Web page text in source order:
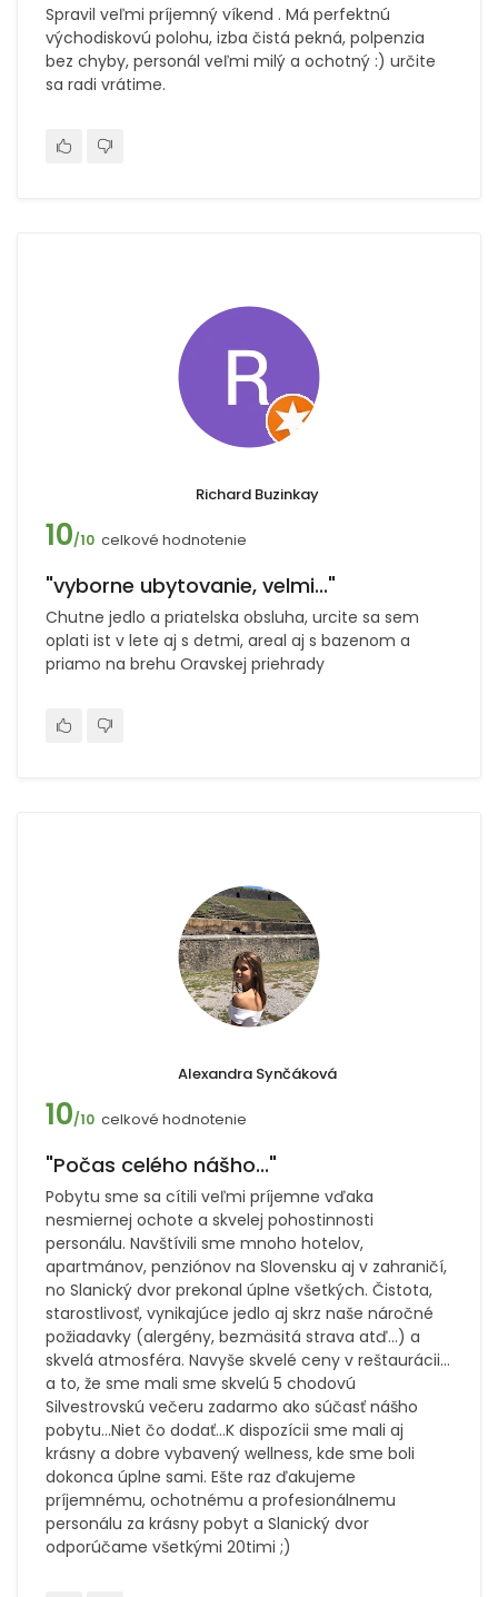
Spravil veľmi príjemný víkend . Má perfektnú
východiskovú polohu, izba čistá pekná, polpenzia
bez chyby, personál veľmi milý a ochotný :) určite
sa radi vrátime.
Richard Buzinkay
10/10 celkové hodnotenie
"vyborne ubytovanie, velmi..."
Chutne jedlo a priatelska obsluha, urcite sa sem
oplati ist v lete aj s detmi, areal aj s bazenom a
priamo na brehu Oravskej priehrady
Alexandra Synčáková
10/10 celkové hodnotenie
"Počas celého nášho..."
Pobytu sme sa cítili veľmi príjemne vďaka
nesmiernej ochote a skvelej pohostinnosti
personálu. Navštívili sme mnoho hotelov,
apartmánov, penziónov na Slovensku aj v zahraničí,
no Slanický dvor prekonal úplne všetkých. Čistota,
starostlivosť, vynikajúce jedlo aj skrz naše náročné
požiadavky (alergény, bezmäsitá strava atď…) a
skvelá atmosféra. Navyše skvelé ceny v reštaurácii…
a to, že sme mali sme skvelú 5 chodovú
Silvestrovskú večeru zadarmo ako súčasť nášho
pobytu…Niet čo dodať…K dispozícii sme mali aj
krásny a dobre vybavený wellness, kde sme boli
dokonca úplne sami. Ešte raz ďakujeme
príjemnému, ochotnému a profesionálnemu
personálu za krásny pobyt a Slanický dvor
odporúčame všetkými 20timi ;)